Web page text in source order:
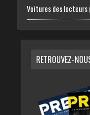
Voitures des lecteurs
RETROUVEZ-